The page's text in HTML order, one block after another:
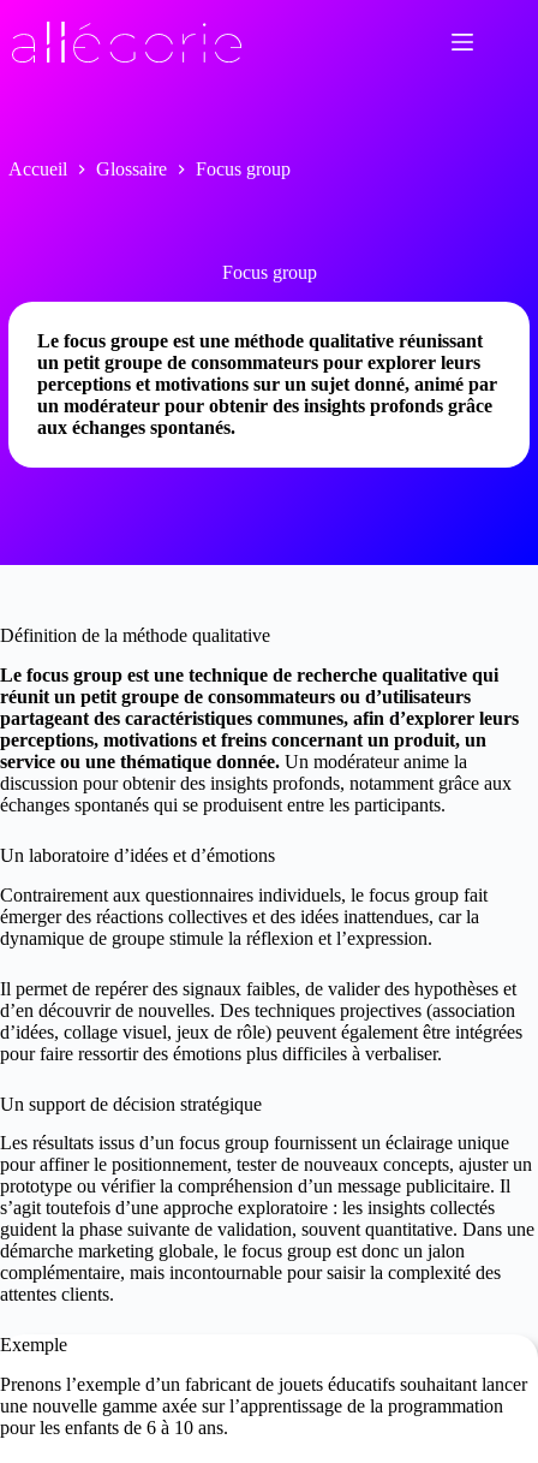
au
contenu
Accueil Glossaire Focus group
Focus group
Le focus groupe est une méthode qualitative réunissant
un petit groupe de consommateurs pour explorer leurs
perceptions et motivations sur un sujet donné, animé par
un modérateur pour obtenir des insights profonds grâce
aux échanges spontanés.
Définition de la méthode qualitative
Le focus group est une technique de recherche qualitative qui
réunit un petit groupe de consommateurs ou d’utilisateurs
partageant des caractéristiques communes, afin d’explorer leurs
perceptions, motivations et freins concernant un produit, un
service ou une thématique donnée. Un modérateur anime la
discussion pour obtenir des insights profonds, notamment grâce aux
échanges spontanés qui se produisent entre les participants.
Un laboratoire d’idées et d’émotions
Contrairement aux questionnaires individuels, le focus group fait
émerger des réactions collectives et des idées inattendues, car la
dynamique de groupe stimule la réflexion et l’expression.
Il permet de repérer des signaux faibles, de valider des hypothèses et
d’en découvrir de nouvelles. Des techniques projectives (association
d’idées, collage visuel, jeux de rôle) peuvent également être intégrées
pour faire ressortir des émotions plus difficiles à verbaliser.
Un support de décision stratégique
Les résultats issus d’un focus group fournissent un éclairage unique
pour affiner le positionnement, tester de nouveaux concepts, ajuster un
prototype ou vérifier la compréhension d’un message publicitaire. Il
s’agit toutefois d’une approche exploratoire : les insights collectés
guident la phase suivante de validation, souvent quantitative. Dans une
démarche marketing globale, le focus group est donc un jalon
complémentaire, mais incontournable pour saisir la complexité des
attentes clients.
Exemple
Prenons l’exemple d’un fabricant de jouets éducatifs souhaitant lancer
une nouvelle gamme axée sur l’apprentissage de la programmation
pour les enfants de 6 à 10 ans.